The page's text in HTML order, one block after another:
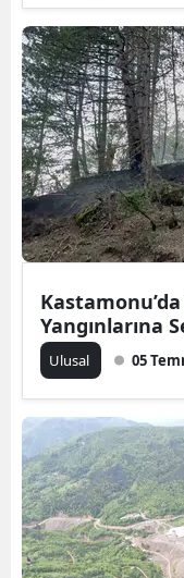
Yangınlarına
Ulusal 05